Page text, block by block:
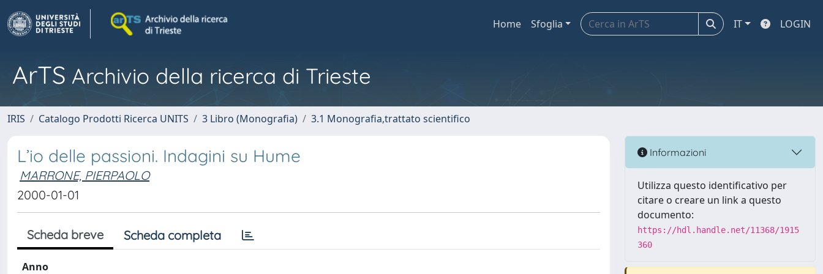
Home Sfoglia IT LOGIN
ArTS Archivio della ricerca di Trieste
IRIS Catalogo Prodotti Ricerca UNITS 3 Libro (Monografia) 3.1 Monografia,trattato scientifico
L’io delle passioni. Indagini su Hume
MARRONE, PIERPAOLO
2000-01-01
Scheda breve Scheda completa
Anno
Informazioni
Utilizza questo identificativo per
citare o creare un link a questo
documento:
https://hdl.handle.net/11368/1915
360